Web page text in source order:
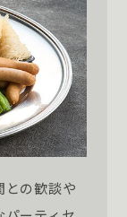
との歓談や